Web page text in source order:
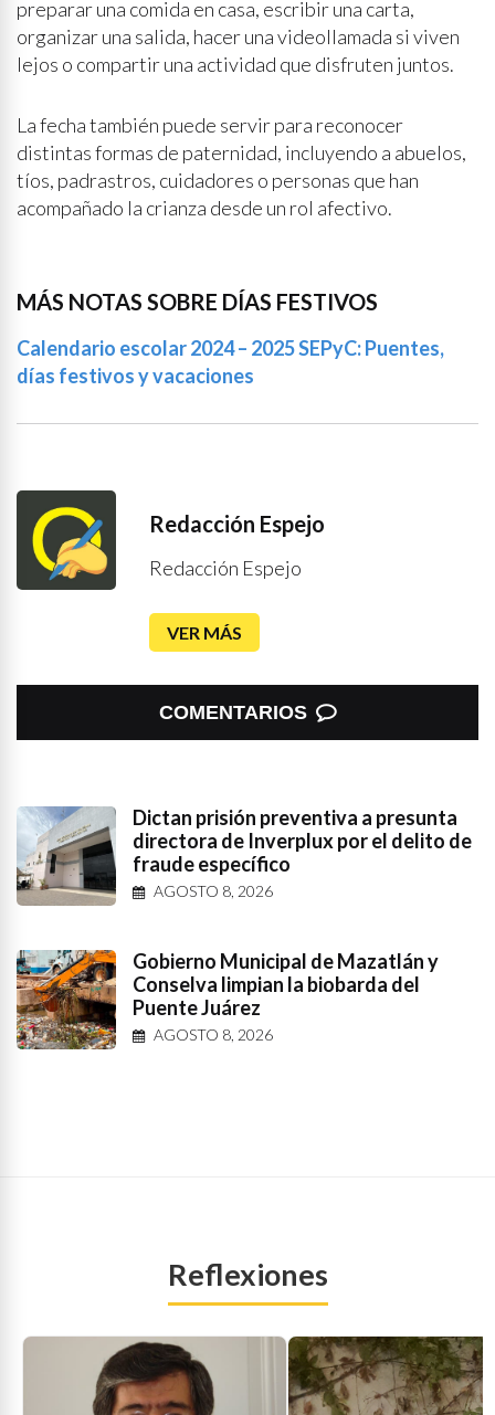
preparar una comida en casa, escribir una carta,
organizar una salida, hacer una videollamada si viven
lejos o compartir una actividad que disfruten juntos.
La fecha también puede servir para reconocer
distintas formas de paternidad, incluyendo a abuelos,
tíos, padrastros, cuidadores o personas que han
acompañado la crianza desde un rol afectivo.
MÁS NOTAS SOBRE DÍAS FESTIVOS
Calendario escolar 2024 – 2025 SEPyC: Puentes,
días festivos y vacaciones
Redacción Espejo
Redacción Espejo
VER MÁS
COMENTARIOS
Dictan prisión preventiva a presunta
directora de Inverplux por el delito de
fraude específico
AGOSTO 8, 2026
Gobierno Municipal de Mazatlán y
Conselva limpian la biobarda del
Puente Juárez
AGOSTO 8, 2026
Reflexiones